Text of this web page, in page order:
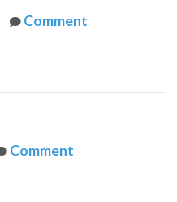
Comment
Comment